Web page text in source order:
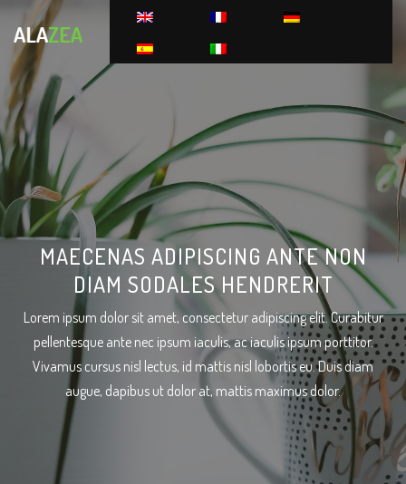
MAECENAS ADIPISCING ANTE NON
DIAM SODALES HENDRERIT
Lorem ipsum dolor sit amet, consectetur adipiscing elit. Curabitur
pellentesque ante nec ipsum iaculis, ac iaculis ipsum porttitor.
Vivamus cursus nisl lectus, id mattis nisl lobortis eu. Duis diam
augue, dapibus ut dolor at, mattis maximus dolor.